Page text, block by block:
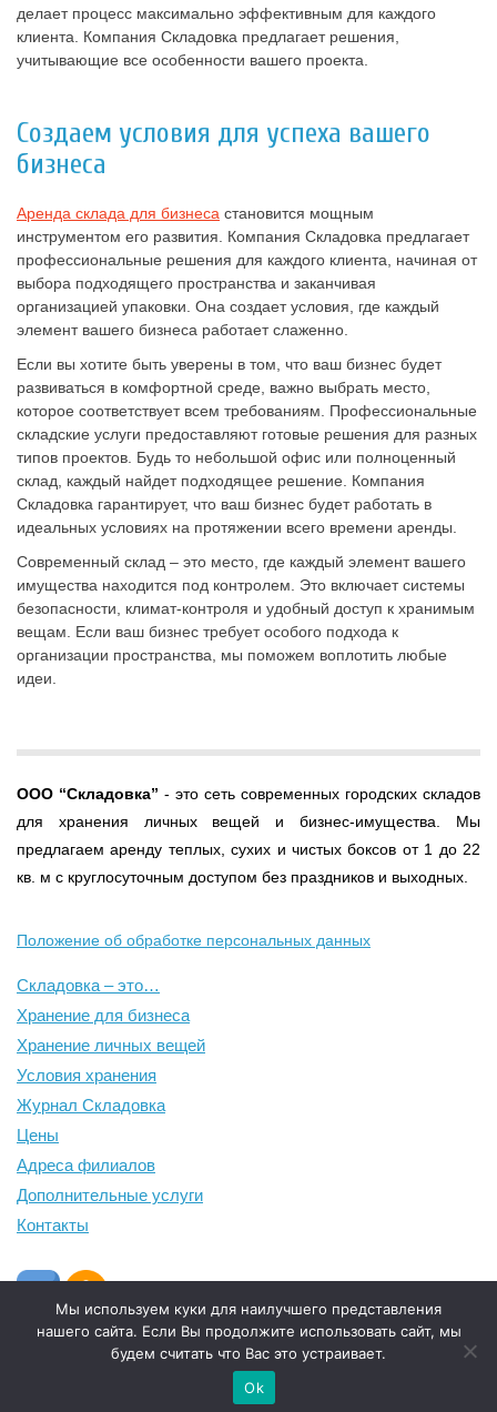
делает процесс максимально эффективным для каждого
клиента. Компания Складовка предлагает решения,
учитывающие все особенности вашего проекта.
Создаем условия для успеха вашего
бизнеса
Аренда склада для бизнеса становится мощным
инструментом его развития. Компания Складовка предлагает
профессиональные решения для каждого клиента, начиная от
выбора подходящего пространства и заканчивая
организацией упаковки. Она создает условия, где каждый
элемент вашего бизнеса работает слаженно.
Если вы хотите быть уверены в том, что ваш бизнес будет
развиваться в комфортной среде, важно выбрать место,
которое соответствует всем требованиям. Профессиональные
складские услуги предоставляют готовые решения для разных
типов проектов. Будь то небольшой офис или полноценный
склад, каждый найдет подходящее решение. Компания
Складовка гарантирует, что ваш бизнес будет работать в
идеальных условиях на протяжении всего времени аренды.
Современный склад – это место, где каждый элемент вашего
имущества находится под контролем. Это включает системы
безопасности, климат-контроля и удобный доступ к хранимым
вещам. Если ваш бизнес требует особого подхода к
организации пространства, мы поможем воплотить любые
идеи.
ООО “Складовка” - это сеть современных городских складов
для хранения личных вещей и бизнес-имущества. Мы
предлагаем аренду теплых, сухих и чистых боксов от 1 до 22
кв. м с круглосуточным доступом без праздников и выходных.
Положение об обработке персональных данных
Складовка – это…
Хранение для бизнеса
Хранение личных вещей
Условия хранения
Журнал Складовка
Цены
Адреса филиалов
Дополнительные услуги
Контакты
Мы используем куки для наилучшего представления
нашего сайта. Если Вы продолжите использовать сайт, мы
будем считать что Вас это устраивает.
Ok